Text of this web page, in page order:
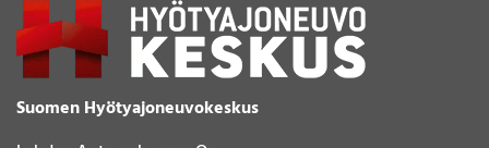
Suomen Hyötyajoneuvokeskus